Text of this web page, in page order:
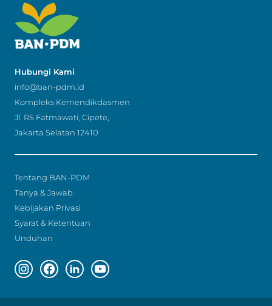
Hubungi Kami
info@ban-pdm.id
Kompleks Kemendikdasmen
Jl. RS Fatmawati, Cipete,
Jakarta Selatan 12410
Tentang BAN-PDM
Tanya & Jawab
Kebijakan Privasi
Syarat & Ketentuan
Unduhan